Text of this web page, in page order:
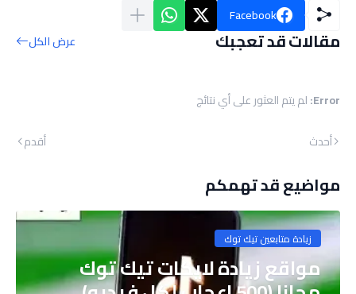
Facebook
مقالات قد تعجبك عرض الكل
Error: لم يتم العثور على أي نتائج
أحدث
أقدم
مواضيع قد تهمكم
زيادة متابعين تيك توك
مواقع زيادة لايكات تيك توك